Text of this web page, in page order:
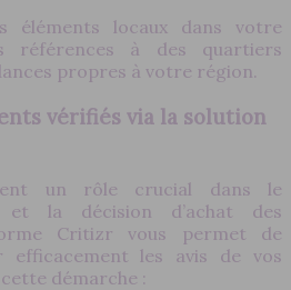
éléments locaux dans votre
références à des quartiers
propres à votre région.
vérifiés via la solution
un rôle crucial dans le
et la décision d’achat des
Critizr vous permet de
les avis de vos
démarche :